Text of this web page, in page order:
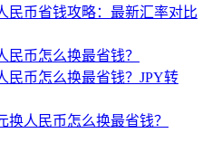
民币省钱攻略：最新汇率对比
民币怎么换最省钱？
民币怎么换最省钱？JPY转
换人民币怎么换最省钱？